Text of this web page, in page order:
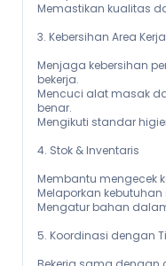
Memastikan kualitas
3. Kebersihan Area Kerja
Menjaga kebersihan
bekerja.
Mencuci alat masak
benar.
Mengikuti standar
4. Stok & Inventaris
Membantu mengecek
Melaporkan
Mengatur bahan
5. Koordinasi dengan